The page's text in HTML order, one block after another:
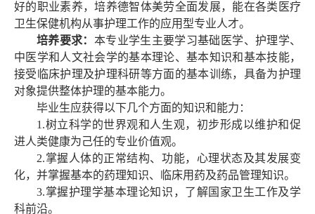
好的职业素养，培养德智体美劳全面发展，能在各类医疗
卫生保健机构从事护理工作的应用型专业人才。
培养要求： 本专业学生主要学习基础医学、护理学、
中医学和人文社会学的基本理论、基本知识和基本技能，
接受临床护理及护理科研等方面的基本训练，具备为护理
对象提供整体护理的基本能力。
毕业生应获得以下几个方面的知识和能力：
1.树立科学的世界观和人生观，初步形成以维护和促
进人类健康为己任的专业价值观。
2.掌握人体的正常结构、功能，心理状态及其发展变
化，并掌握基本的药理知识、临床用药及药品管理知识。
3.掌握护理学基本理论知识，了解国家卫生工作及学
科前沿。